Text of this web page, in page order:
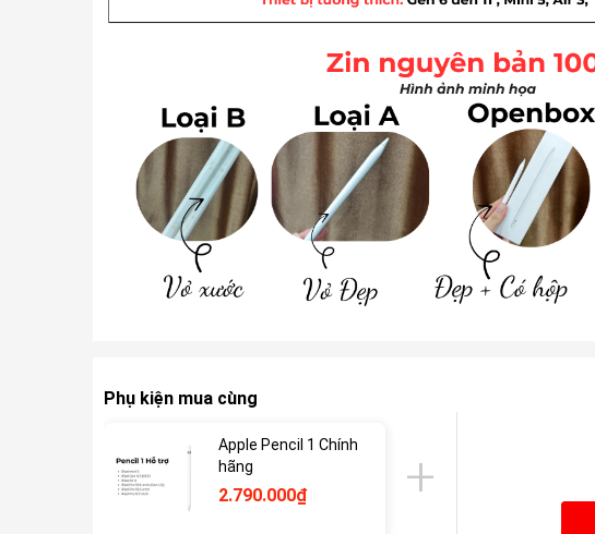
Phụ kiện mua cùng
Apple Pencil 1 Chính
hãng
2.790.000₫